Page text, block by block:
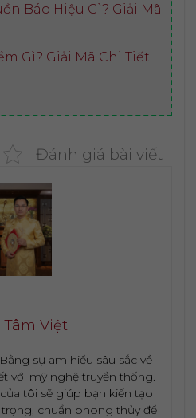
Báo Hiệu Gì? Giải Mã
Gì? Giải Mã Chi Tiết
Đánh giá bài viết
Việt
sự am hiểu sâu sắc về
với mỹ nghệ truyền thống.
tôi sẽ giúp bạn kiến tạo
chuẩn phong thủy để